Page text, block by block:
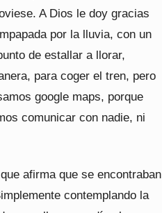
A Dios le doy gracias
por la lluvia, con un
de estallar a llorar,
para coger el tren, pero
google maps, porque
comunicar con nadie, ni
afirma que se encontraban
contemplando la